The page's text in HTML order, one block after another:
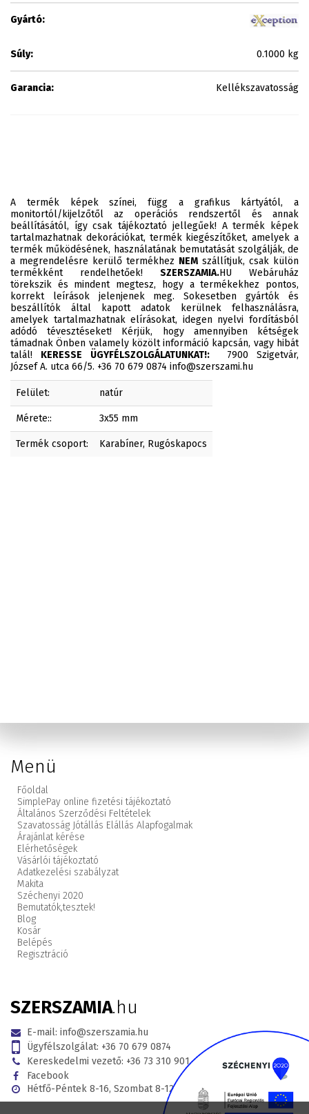
Gyártó:
Súly: 0.1000 kg
Garancia: Kellékszavatosság
A termék képek színei, függ a grafikus kártyától, a
monitortól/kijelzőtől az operációs rendszertől és annak
beállításától, így csak tájékoztató jellegűek! A termék képek
tartalmazhatnak dekorációkat, termék kiegészítőket, amelyek a
termék működésének, használatának bemutatását szolgálják, de
a megrendelésre kerülő termékhez NEM szállítjuk, csak külön
termékként rendelhetőek! SZERSZAMIA.HU Webáruház
törekszik és mindent megtesz, hogy a termékekhez pontos,
korrekt leírások jelenjenek meg. Sokesetben gyártók és
beszállítók által kapott adatok kerülnek felhasználásra,
amelyek tartalmazhatnak elírásokat, idegen nyelvi fordításból
adódó tévesztéseket! Kérjük, hogy amennyiben kétségek
támadnak Önben valamely közölt információ kapcsán, vagy hibát
talál! KERESSE ÜGYFÉLSZOLGÁLATUNKAT!:7900 Szigetvár,
József A. utca 66/5. +36 70 679 0874 info@szerszami.hu
Felület: natúr
Mérete:: 3x55 mm
Termék csoport: Karabíner, Rugóskapocs
Menü
Főoldal
SimplePay online fizetési tájékoztató
Általános Szerződési Feltételek
Szavatosság Jótállás Elállás Alapfogalmak
Árajánlat kérése
Elérhetőségek
Vásárlói tájékoztató
Adatkezelési szabályzat
Makita
Széchenyi 2020
Bemutatók,tesztek!
Blog
Kosár
Belépés
Regisztráció
SZERSZAMIA.hu
E-mail: info@szerszamia.hu
Ügyfélszolgálat: +36 70 679 0874
Kereskedelmi vezető: +36 73 310 901
Facebook
Hétfő-Péntek 8-16, Szombat 8-12